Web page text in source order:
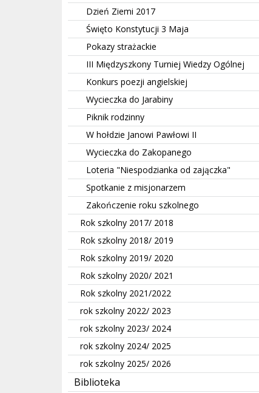
Dzień Ziemi 2017
Święto Konstytucji 3 Maja
Pokazy strażackie
III Międzyszkony Turniej Wiedzy Ogólnej
Konkurs poezji angielskiej
Wycieczka do Jarabiny
Piknik rodzinny
W hołdzie Janowi Pawłowi II
Wycieczka do Zakopanego
Loteria "Niespodzianka od zajączka"
Spotkanie z misjonarzem
Zakończenie roku szkolnego
Rok szkolny 2017/ 2018
Rok szkolny 2018/ 2019
Rok szkolny 2019/ 2020
Rok szkolny 2020/ 2021
Rok szkolny 2021/2022
rok szkolny 2022/ 2023
rok szkolny 2023/ 2024
rok szkolny 2024/ 2025
rok szkolny 2025/ 2026
Biblioteka